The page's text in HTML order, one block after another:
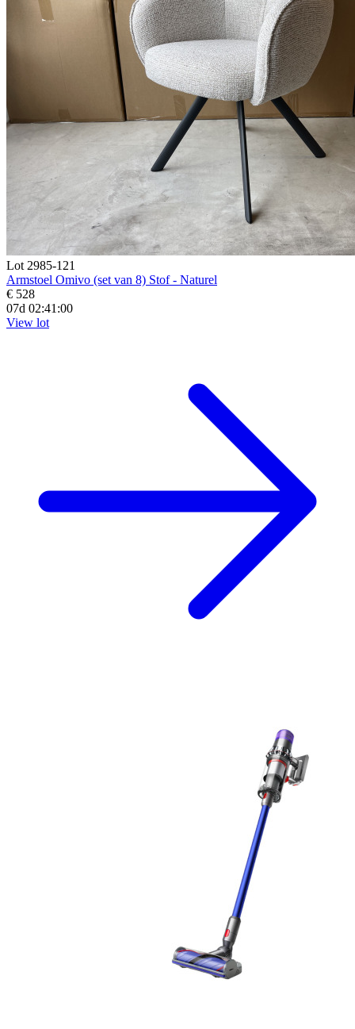
Lot 2985-121
Armstoel Omivo (set van 8) Stof - Naturel
€ 528
07d 02:40:59
View lot